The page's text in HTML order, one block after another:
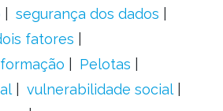
segurança dos dados
fatores
Pelotas
vulnerabilidade social